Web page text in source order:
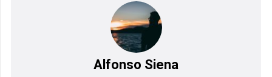
Alfonso Siena